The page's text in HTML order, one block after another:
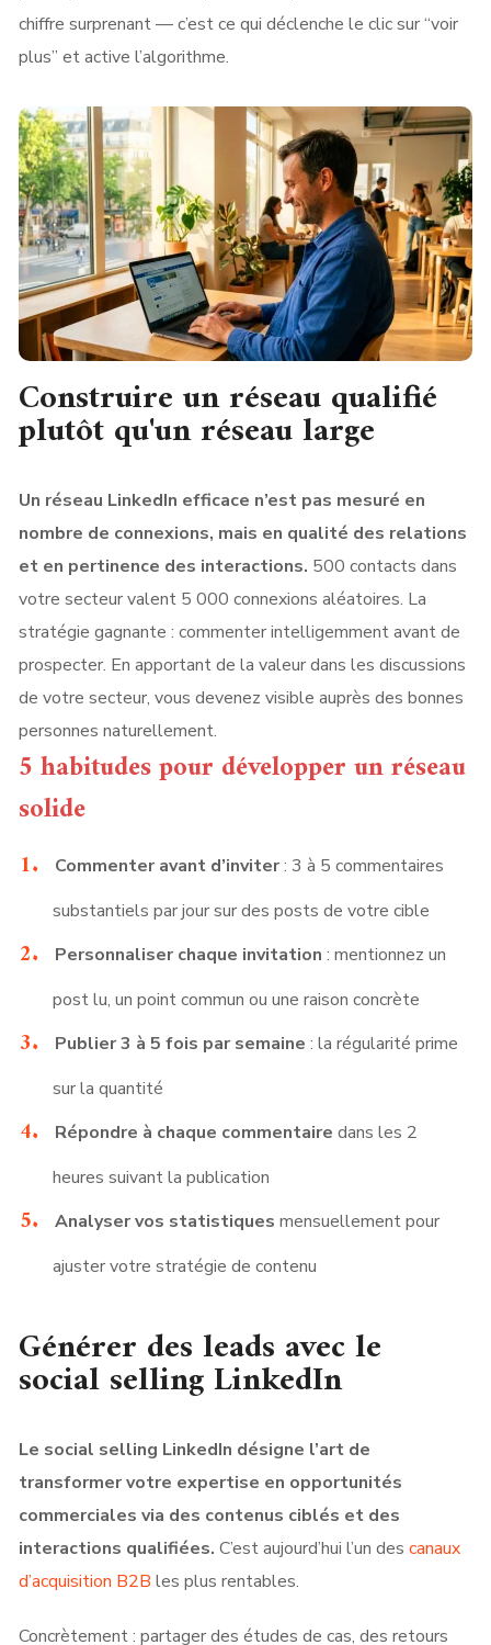
chiffre surprenant — c’est ce qui déclenche le clic sur “voir
plus” et active l’algorithme.
Construire un réseau qualifié
plutôt qu'un réseau large
Un réseau LinkedIn efficace n’est pas mesuré en
nombre de connexions, mais en qualité des relations
et en pertinence des interactions. 500 contacts dans
votre secteur valent 5 000 connexions aléatoires. La
stratégie gagnante : commenter intelligemment avant de
prospecter. En apportant de la valeur dans les discussions
de votre secteur, vous devenez visible auprès des bonnes
personnes naturellement.
5 habitudes pour développer un réseau
solide
Commenter avant d’inviter: 3 à 5 commentaires
substantiels par jour sur des posts de votre cible
Personnaliser chaque invitation : mentionnez un
post lu, un point commun ou une raison concrète
Publier 3 à 5 fois par semaine : la régularité prime
sur la quantité
Répondre à chaque commentaire dans les 2
heures suivant la publication
Analyser vos statistiques mensuellement pour
ajuster votre stratégie de contenu
Générer des leads avec le
social selling LinkedIn
Le social selling LinkedIn désigne l’art de
transformer votre expertise en opportunités
commerciales via des contenus ciblés et des
interactions qualifiées. C’est aujourd’hui l’un descanaux
d’acquisition B2B les plus rentables.
Concrètement : partager des études de cas, des retours